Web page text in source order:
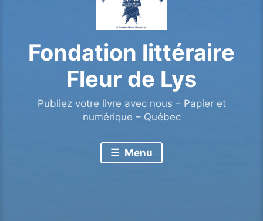
Fondation littéraire
Fleur de Lys
Publiez votre livre avec nous – Papier et
numérique – Québec
Menu